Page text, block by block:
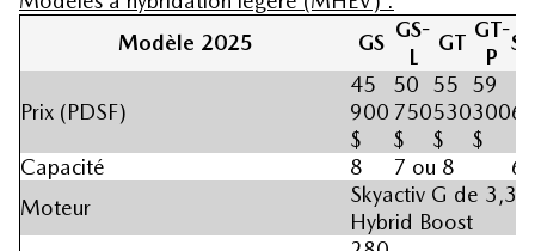
Modèle 2025
GS
GS-
L
GT
GT-
P
Prix (PDSF)
45
900
$
50
750
$
55
530
$
59
300
$
Capacité 8 7 ou 8
6
Moteur
Skyactiv G de 3,3
Hybrid Boost